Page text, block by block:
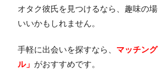
オタク彼氏を見つけるなら、趣味の
いいかもしれません。
手軽に出会いを探すなら、 マッチン
ル」 がおすすめです。